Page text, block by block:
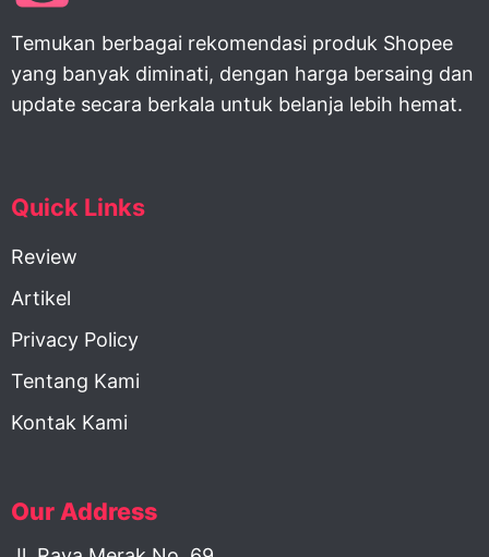
Temukan berbagai rekomendasi produk Shopee
yang banyak diminati, dengan harga bersaing dan
update secara berkala untuk belanja lebih hemat.
Quick Links
Review
Artikel
Privacy Policy
Tentang Kami
Kontak Kami
Our Address